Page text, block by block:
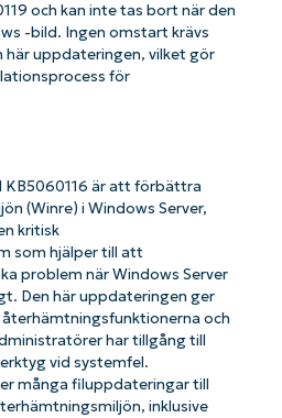
och kan inte tas bort när den
-bild. Ingen omstart krävs
här uppdateringen, vilket gör
för
är att förbättra
(Winre) i Windows Server,
kritisk
som hjälper till att
problem när Windows Server
Den här uppdateringen ger
och
har tillgång till
vid systemfel.
många filuppdateringar till
inklusive